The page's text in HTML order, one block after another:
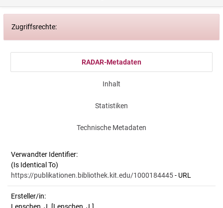
Zugriffsrechte:
RADAR-Metadaten
Inhalt
Statistiken
Technische Metadaten
Verwandter Identifier:
(Is Identical To)
https://publikationen.bibliothek.kit.edu/1000184445- URL
Ersteller/in: